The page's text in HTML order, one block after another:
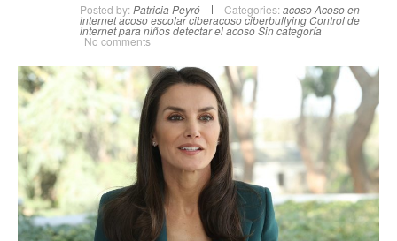
Posted by: Patricia Peyró Categories: acosoAcoso en
internetacoso escolarciberacosociberbullyingControl de
internet para niñosdetectar el acosoSin categoría
No comments